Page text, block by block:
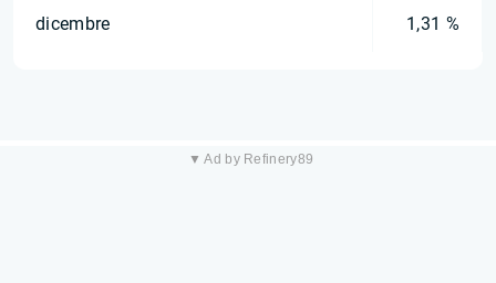
dicembre 1,31 %
▼ Ad by Refinery89